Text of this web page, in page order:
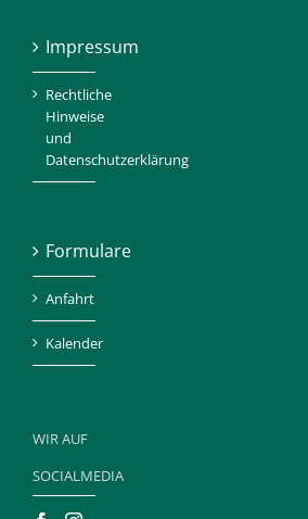
Impressum
Rechtliche
Hinweise
und
Datenschutzerklärung
Formulare
Anfahrt
Kalender
WIR AUF
SOCIALMEDIA